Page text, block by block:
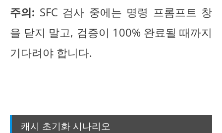
주의: SFC 검사 중에는 명령 프롬프트 창
을 닫지 말고, 검증이 100% 완료될 때까지
기다려야 합니다.
캐시 초기화 시나리오